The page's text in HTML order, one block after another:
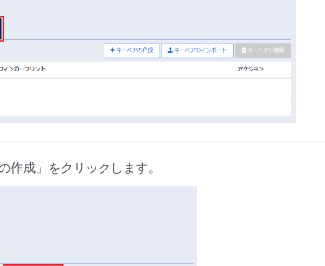
作成」をクリックします。